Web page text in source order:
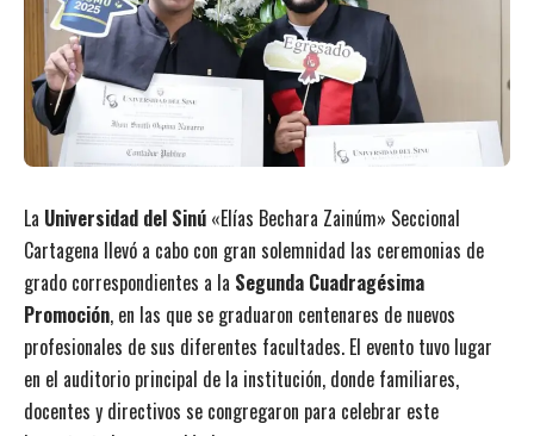
La Universidad del Sinú «Elías Bechara Zainúm» Seccional
Cartagena llevó a cabo con gran solemnidad las ceremonias de
grado correspondientes a la Segunda Cuadragésima
Promoción, en las que se graduaron centenares de nuevos
profesionales de sus diferentes facultades. El evento tuvo lugar
en el auditorio principal de la institución, donde familiares,
docentes y directivos se congregaron para celebrar este